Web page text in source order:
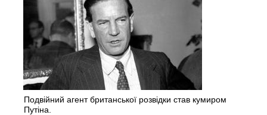
Подвійний агент британської розвідки став кумиром
Путіна.